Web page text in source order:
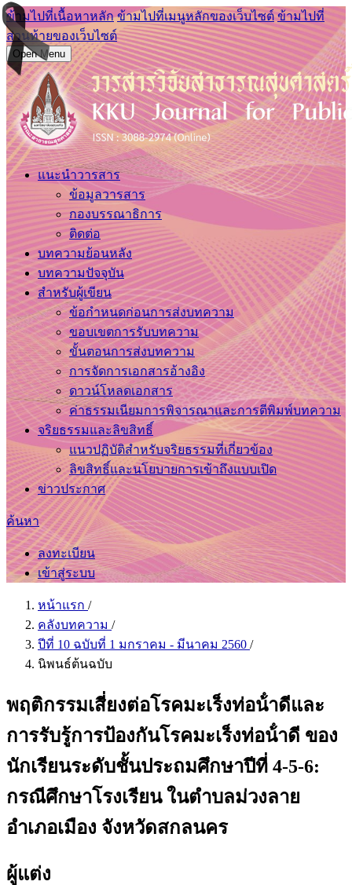
ข้ามไปที่เนื้อหาหลัก ข้ามไปที่เมนูหลักของเว็บไซต์ ข้ามไปที่
ส่วนท้ายของเว็บไซต์
Open Menu
แนะนำวารสาร
ข้อมูลวารสาร
กองบรรณาธิการ
ติดต่อ
บทความย้อนหลัง
บทความปัจจุบัน
สำหรับผู้เขียน
ข้อกำหนดก่อนการส่งบทความ
ขอบเขตการรับบทความ
ขั้นตอนการส่งบทความ
การจัดการเอกสารอ้างอิง
ดาวน์โหลดเอกสาร
ค่าธรรมเนียมการพิจารณาและการตีพิมพ์บทความ
จริยธรรมและลิขสิทธิ์
แนวปฏิบัติสำหรับจริยธรรมที่เกี่ยวข้อง
ลิขสิทธิ์และนโยบายการเข้าถึงแบบเปิด
ข่าวประกาศ
ค้นหา
ลงทะเบียน
เข้าสู่ระบบ
หน้าแรก /
คลังบทความ /
ปีที่ 10 ฉบับที่ 1 มกราคม - มีนาคม 2560 /
นิพนธ์ต้นฉบับ
พฤติกรรมเสี่ยงต่อโรคมะเร็งท่อน้ําดีและ
การรับรู้การป้องกันโรคมะเร็งท่อน้ําดี ของ
นักเรียนระดับชั้นประถมศึกษาปีที่ 4-5-6:
กรณีศึกษาโรงเรียน ในตําบลม่วงลาย
อําเภอเมือง จังหวัดสกลนคร
ผู้แต่ง